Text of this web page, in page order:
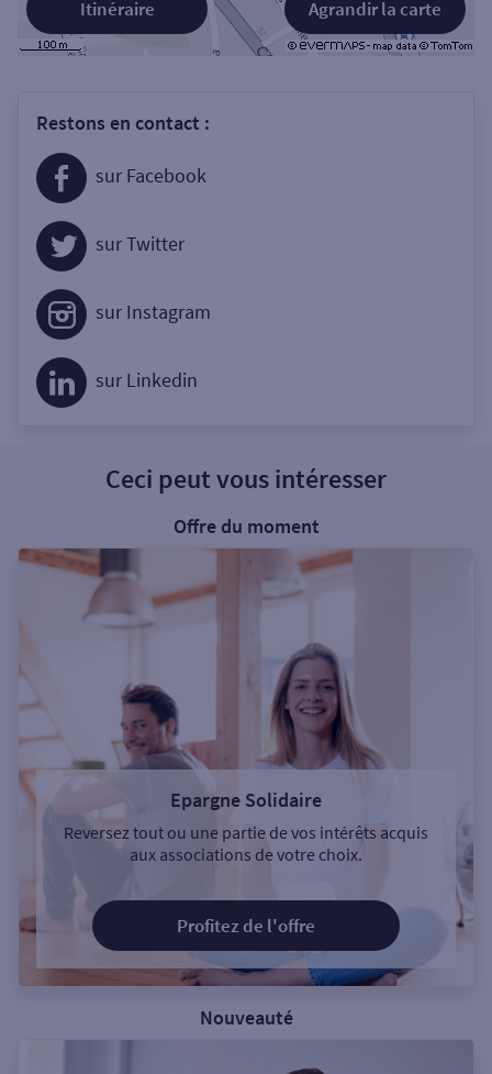
Agrandir la carte
Itinéraire
Restons en contact :
sur Facebook
sur Twitter
sur Instagram
sur Linkedin
Ceci peut vous intéresser
Offre du moment
Epargne Solidaire
Reversez tout ou une partie de vos intérêts acquis
aux associations de votre choix.
Profitez de l'offre
Nouveauté